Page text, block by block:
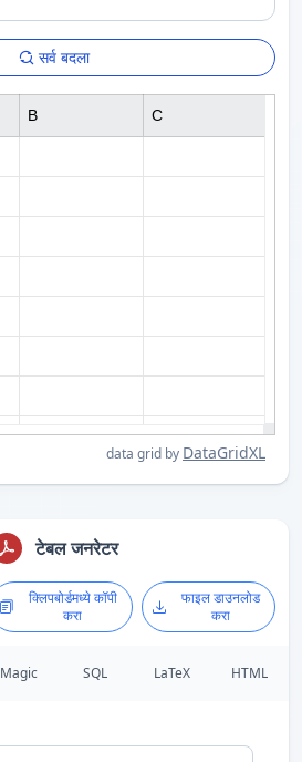
सर्व बदला
data grid by DataGridXL
B C
टेबल जनरेटर
क्लिपबोर्डमध्ये कॉपी
करा
फाइल डाउनलोड
करा
Magic SQL LaTeX HTML